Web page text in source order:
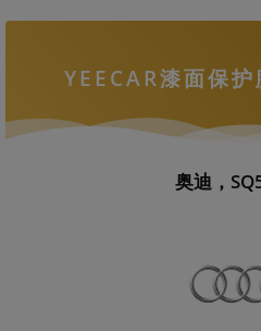
YEECAR漆面保
奥迪，